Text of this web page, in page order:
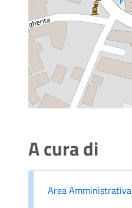
A cura di
Area Amministrativa